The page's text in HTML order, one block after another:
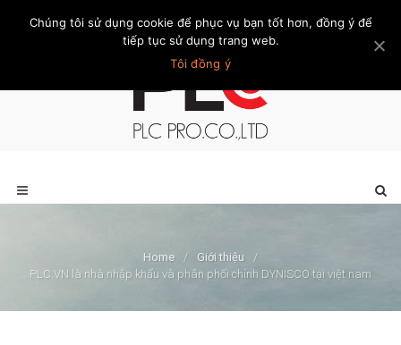
Trang chủ Giới thiệu Khách hàng Liên hệ Thành viên
Home / Giới thiệu
/
PLC.VN là nhà nhập khẩu và phân phối chính DYNISCO tại việt nam
Chúng tôi sử dụng cookie để phục vụ bạn tốt hơn, đồng ý để
tiếp tục sử dụng trang web.
Tôi đồng ý